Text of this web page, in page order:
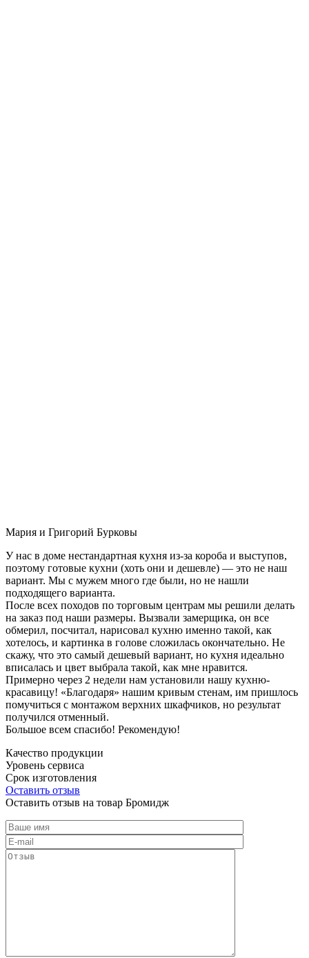
Мария и Григорий Бурковы
У нас в доме нестандартная кухня из-за короба и выступов,
поэтому готовые кухни (хоть они и дешевле) — это не наш
вариант. Мы с мужем много где были, но не нашли
подходящего варианта.
После всех походов по торговым центрам мы решили делать
на заказ под наши размеры. Вызвали замерщика, он все
обмерил, посчитал, нарисовал кухню именно такой, как
хотелось, и картинка в голове сложилась окончательно. Не
скажу, что это самый дешевый вариант, но кухня идеально
вписалась и цвет выбрала такой, как мне нравится.
Примерно через 2 недели нам установили нашу кухню-
красавицу! «Благодаря» нашим кривым стенам, им пришлось
помучиться с монтажом верхних шкафчиков, но результат
получился отменный.
Большое всем спасибо! Рекомендую!
Качество продукции
Уровень сервиса
Срок изготовления
Оставить отзыв
Оставить отзыв на товар Бромидж